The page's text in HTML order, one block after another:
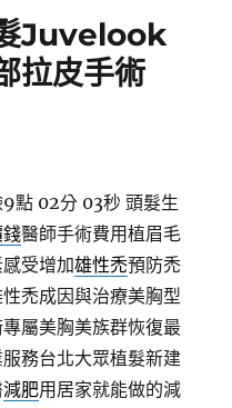
Juvelook
拉皮手術
9點 02分 03秒 頭髮生
錢醫師手術費用植眉毛
受增加雄性禿預防禿
禿成因與治療美胸型
屬美胸美族群恢復最
務台北大眾植髮新建
減肥用居家就能做的減